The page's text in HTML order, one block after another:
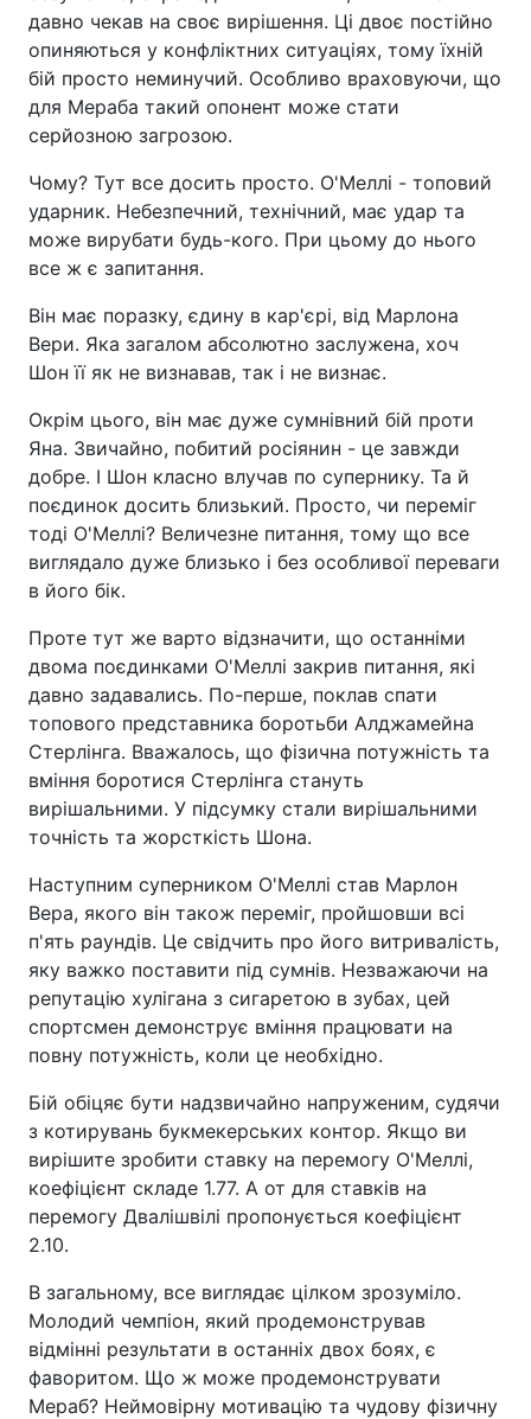
давно чекав на своє вирішення. Ці двоє постійно
опиняються у конфліктних ситуаціях, тому їхній
бій просто неминучий. Особливо враховуючи, що
для Мераба такий опонент може стати
серйозною загрозою.
Чому? Тут все досить просто. О'Меллі - топовий
ударник. Небезпечний, технічний, має удар та
може вирубати будь-кого. При цьому до нього
все ж є запитання.
Він має поразку, єдину в кар'єрі, від Марлона
Вери. Яка загалом абсолютно заслужена, хоч
Шон її як не визнавав, так і не визнає.
Окрім цього, він має дуже сумнівний бій проти
Яна. Звичайно, побитий росіянин - це завжди
добре. І Шон класно влучав по супернику. Та й
поєдинок досить близький. Просто, чи переміг
тоді О'Меллі? Величезне питання, тому що все
виглядало дуже близько і без особливої переваги
в його бік.
Проте тут же варто відзначити, що останніми
двома поєдинками О'Меллі закрив питання, які
давно задавались. По-перше, поклав спати
топового представника боротьби Алджамейна
Стерлінга. Вважалось, що фізична потужність та
вміння боротися Стерлінга стануть
вирішальними. У підсумку стали вирішальними
точність та жорсткість Шона.
Наступним суперником О'Меллі став Марлон
Вера, якого він також переміг, пройшовши всі
п'ять раундів. Це свідчить про його витривалість,
яку важко поставити під сумнів. Незважаючи на
репутацію хулігана з сигаретою в зубах, цей
спортсмен демонструє вміння працювати на
повну потужність, коли це необхідно.
Бій обіцяє бути надзвичайно напруженим, судячи
з котирувань букмекерських контор. Якщо ви
вирішите зробити ставку на перемогу О'Меллі,
коефіцієнт складе 1.77. А от для ставків на
перемогу Двалішвілі пропонується коефіцієнт
2.10.
В загальному, все виглядає цілком зрозуміло.
Молодий чемпіон, який продемонстрував
відмінні результати в останніх двох боях, є
фаворитом. Що ж може продемонструвати
Мераб? Неймовірну мотивацію та чудову фізичну